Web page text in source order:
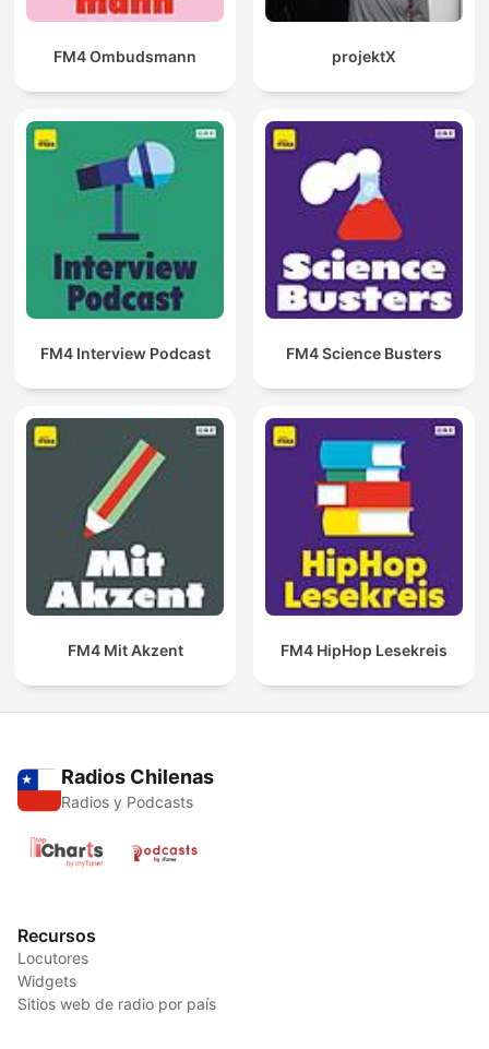
FM4 Ombudsmann projektX
FM4 Interview Podcast FM4 Science Busters
FM4 Mit Akzent FM4 HipHop Lesekreis
Radios Chilenas
Radios y Podcasts
Recursos
Locutores
Widgets
Sitios web de radio por país